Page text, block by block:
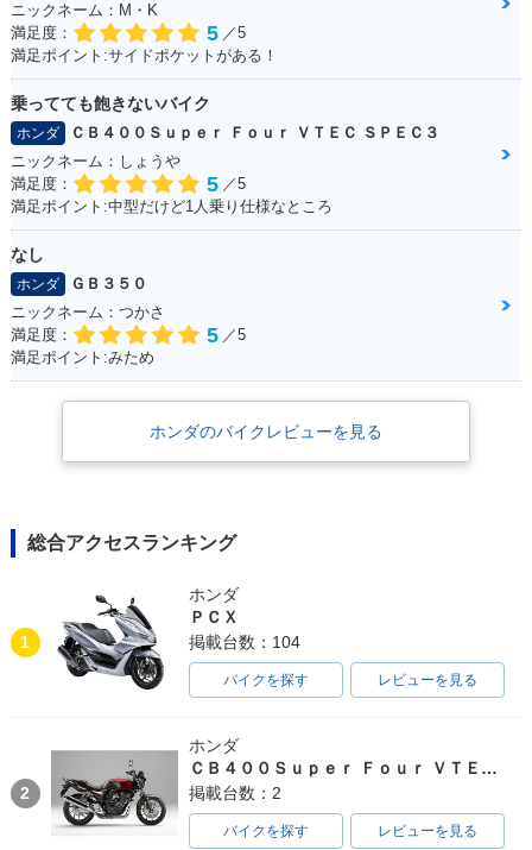
ニックネーム：M・K
満足度：
5 ／5
満足ポイント:サイドポケットがある！
乗ってても飽きないバイク
ホンダ
ＣＢ４００Ｓｕｐｅｒ Ｆｏｕｒ ＶＴＥＣ ＳＰＥＣ３
ニックネーム：しょうや
満足度：
5 ／5
満足ポイント:中型だけど1人乗り仕様なところ
なし
ホンダ
ＧＢ３５０
ニックネーム：つかさ
満足度：
5 ／5
満足ポイント:みため
ホンダのバイクレビューを見る
総合アクセスランキング
1
ホンダ
ＰＣＸ
掲載台数：104
バイクを探す レビューを見る
2
ホンダ
ＣＢ４００Ｓｕｐｅｒ Ｆｏｕｒ ＶＴＥＣ ＳＰＥＣ３
掲載台数：2
バイクを探す レビューを見る